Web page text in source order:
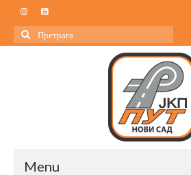
Search
for:
Menu